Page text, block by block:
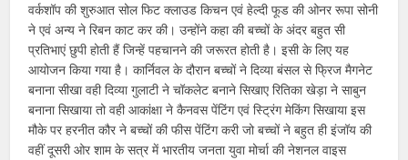
वर्कशॉप की शुरुआत सोल फिट क्लाउड किचन एवं हेल्दी फूड की ओनर रूपा सोनी
ने एवं अन्य ने रिबन काट कर की। उन्होंने कहा की बच्चों के अंदर बहुत सी
प्रतिभाएं छुपी होती हैं जिन्हें पहचानने की जरूरत होती है। इसी के लिए यह
आयोजन किया गया है। कार्निवल के दौरान बच्चों ने दिव्या बंसल से फ्रिज मैगनेट
बनाना सीखा वही दिव्या गुलाटी ने चॉकलेट बनाने सिखाए रितिका खेड़ा ने साबुन
बनाना सिखाया तो वही आकांक्षा ने कैनवस पेंटिंग एवं स्ट्रिंग मेकिंग सिखाया इस
मौके पर हरनीत कौर ने बच्चों की फीस पेंटिंग करी जो बच्चों ने बहुत ही इंजॉय की
वहीं दूसरी ओर शाम के सत्र में भारतीय जनता युवा मोर्चा की नेशनल वाइस